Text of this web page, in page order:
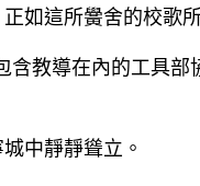
如這所黌舍的校歌
含教導在內的工具
中靜靜聳立。